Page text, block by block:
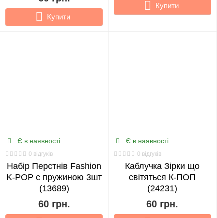
Купити
Купити
Є в наявності
0 відгуків
Набір Перстнів Fashion
K-POP с пружиною 3шт
(13689)
60 грн.
Є в наявності
0 відгуків
Каблучка Зірки що
світяться К-ПОП
(24231)
60 грн.